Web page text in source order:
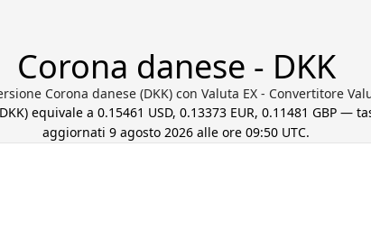
Corona danese - DKK
Corona danese (DKK) con Valuta EX - Convertitore
DKK) equivale a 0.15461 USD, 0.13373 EUR, 0.11481 GBP —
aggiornati 9 agosto 2026 alle ore 09:50 UTC.